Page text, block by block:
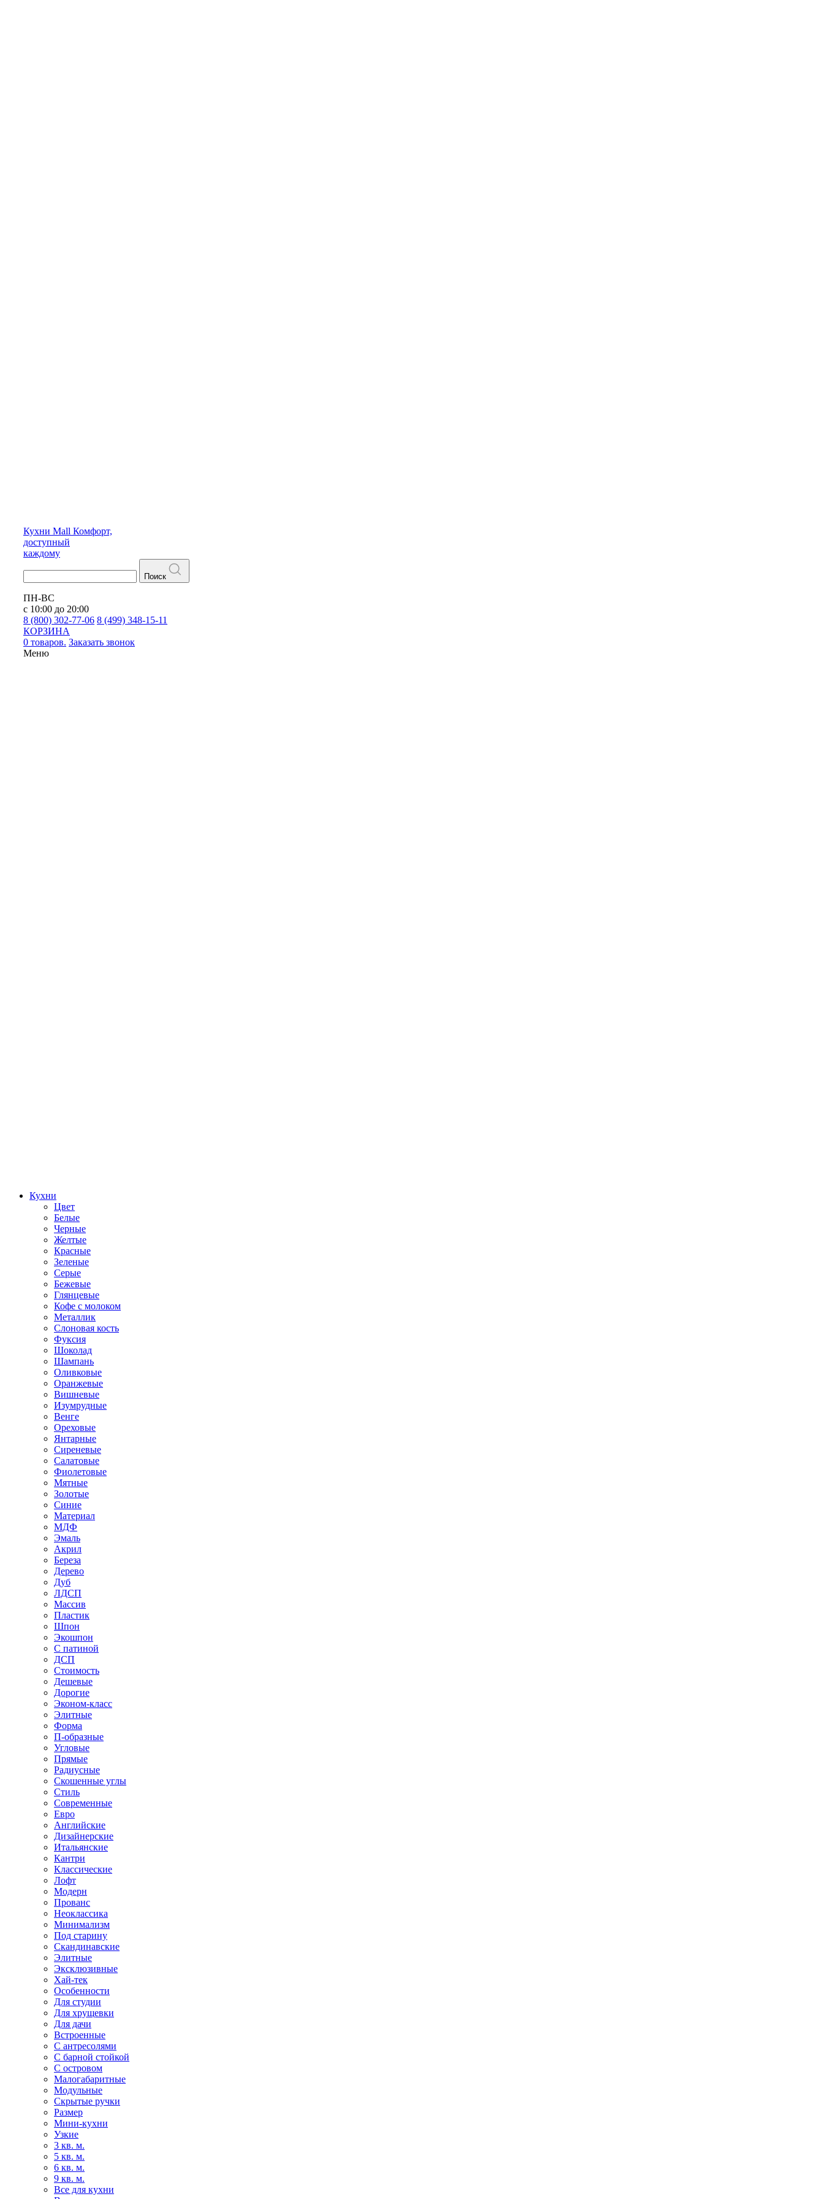
Кухни Mall Комфорт,
доступный
каждому
Поиск
ПН-ВС
с 10:00 до 20:00
8 (800) 302-77-06 8 (499) 348-15-11
КОРЗИНА
0 товаров. Заказать звонок
Меню
Кухни
Цвет
Белые
Черные
Желтые
Красные
Зеленые
Серые
Бежевые
Глянцевые
Кофе с молоком
Металлик
Слоновая кость
Фуксия
Шоколад
Шампань
Оливковые
Оранжевые
Вишневые
Изумрудные
Венге
Ореховые
Янтарные
Сиреневые
Салатовые
Фиолетовые
Мятные
Золотые
Синие
Материал
МДФ
Эмаль
Акрил
Береза
Дерево
Дуб
ЛДСП
Массив
Пластик
Шпон
Экошпон
С патиной
ДСП
Стоимость
Дешевые
Дорогие
Эконом-класс
Элитные
Форма
П-образные
Угловые
Прямые
Радиусные
Скошенные углы
Стиль
Современные
Евро
Английские
Дизайнерские
Итальянские
Кантри
Классические
Лофт
Модерн
Прованс
Неоклассика
Минимализм
Под старину
Скандинавские
Элитные
Эксклюзивные
Хай-тек
Особенности
Для студии
Для хрущевки
Для дачи
Встроенные
С антресолями
С барной стойкой
С островом
Малогабаритные
Модульные
Скрытые ручки
Размер
Мини-кухни
Узкие
3 кв. м.
5 кв. м.
6 кв. м.
9 кв. м.
Все для кухни